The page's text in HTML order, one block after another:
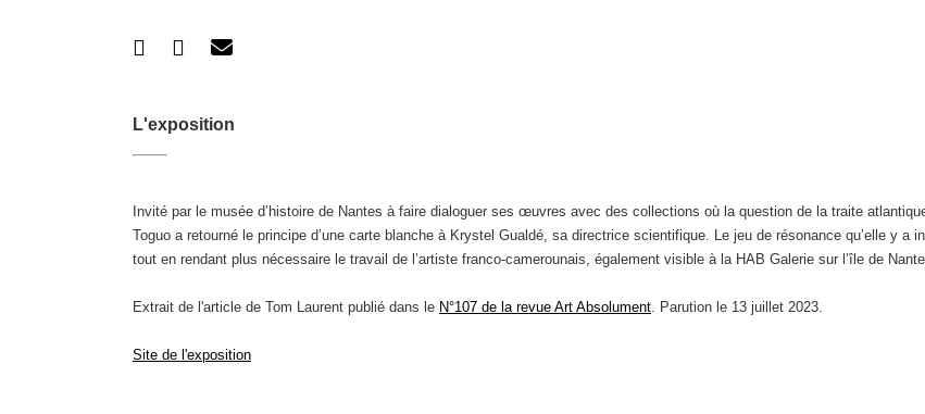
L'exposition
Invité par le musée d’histoire de Nantes à faire dialoguer ses œuvres avec des collections où la question de la traite
Toguo a retourné le principe d’une carte blanche à Krystel Gualdé, sa directrice scientifique. Le jeu de résonance qu’elle y a
tout en rendant plus nécessaire le travail de l’artiste franco-camerounais, également visible à la HAB Galerie sur l’île de
Extrait de l'article de Tom Laurent publié dans le N°107 de la revue Art Absolument. Parution le 13 juillet 2023.
Site de l'exposition